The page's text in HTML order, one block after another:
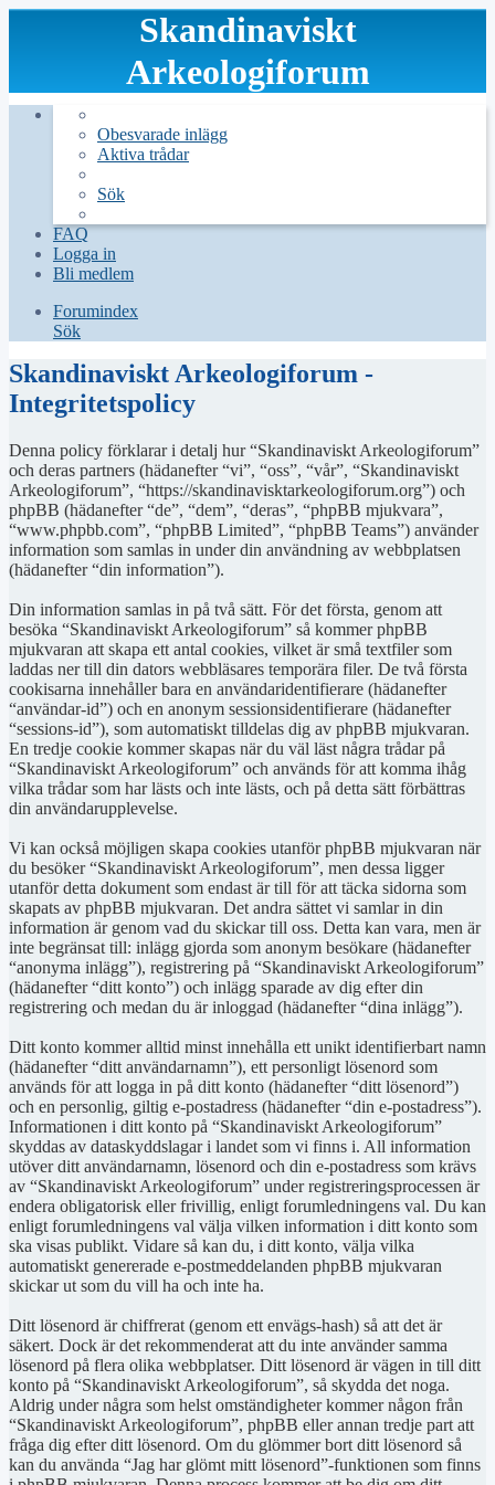
Skandinaviskt
Arkeologiforum
Obesvarade inlägg
Aktiva trådar
Sök
FAQ
Logga in
Bli medlem
Forumindex
Sök
Skandinaviskt Arkeologiforum -
Integritetspolicy
Denna policy förklarar i detalj hur “Skandinaviskt Arkeologiforum”
och deras partners (hädanefter “vi”, “oss”, “vår”, “Skandinaviskt
Arkeologiforum”, “https://skandinavisktarkeologiforum.org”) och
phpBB (hädanefter “de”, “dem”, “deras”, “phpBB mjukvara”,
“www.phpbb.com”, “phpBB Limited”, “phpBB Teams”) använder
information som samlas in under din användning av webbplatsen
(hädanefter “din information”).
Din information samlas in på två sätt. För det första, genom att
besöka “Skandinaviskt Arkeologiforum” så kommer phpBB
mjukvaran att skapa ett antal cookies, vilket är små textfiler som
laddas ner till din dators webbläsares temporära filer. De två första
cookisarna innehåller bara en användaridentifierare (hädanefter
“användar-id”) och en anonym sessionsidentifierare (hädanefter
“sessions-id”), som automatiskt tilldelas dig av phpBB mjukvaran.
En tredje cookie kommer skapas när du väl läst några trådar på
“Skandinaviskt Arkeologiforum” och används för att komma ihåg
vilka trådar som har lästs och inte lästs, och på detta sätt förbättras
din användarupplevelse.
Vi kan också möjligen skapa cookies utanför phpBB mjukvaran när
du besöker “Skandinaviskt Arkeologiforum”, men dessa ligger
utanför detta dokument som endast är till för att täcka sidorna som
skapats av phpBB mjukvaran. Det andra sättet vi samlar in din
information är genom vad du skickar till oss. Detta kan vara, men är
inte begränsat till: inlägg gjorda som anonym besökare (hädanefter
“anonyma inlägg”), registrering på “Skandinaviskt Arkeologiforum”
(hädanefter “ditt konto”) och inlägg sparade av dig efter din
registrering och medan du är inloggad (hädanefter “dina inlägg”).
Ditt konto kommer alltid minst innehålla ett unikt identifierbart namn
(hädanefter “ditt användarnamn”), ett personligt lösenord som
används för att logga in på ditt konto (hädanefter “ditt lösenord”)
och en personlig, giltig e-postadress (hädanefter “din e-postadress”).
Informationen i ditt konto på “Skandinaviskt Arkeologiforum”
skyddas av dataskyddslagar i landet som vi finns i. All information
utöver ditt användarnamn, lösenord och din e-postadress som krävs
av “Skandinaviskt Arkeologiforum” under registreringsprocessen är
endera obligatorisk eller frivillig, enligt forumledningens val. Du kan
enligt forumledningens val välja vilken information i ditt konto som
ska visas publikt. Vidare så kan du, i ditt konto, välja vilka
automatiskt genererade e-postmeddelanden phpBB mjukvaran
skickar ut som du vill ha och inte ha.
Ditt lösenord är chiffrerat (genom ett envägs-hash) så att det är
säkert. Dock är det rekommenderat att du inte använder samma
lösenord på flera olika webbplatser. Ditt lösenord är vägen in till ditt
konto på “Skandinaviskt Arkeologiforum”, så skydda det noga.
Aldrig under några som helst omständigheter kommer någon från
“Skandinaviskt Arkeologiforum”, phpBB eller annan tredje part att
fråga dig efter ditt lösenord. Om du glömmer bort ditt lösenord så
kan du använda “Jag har glömt mitt lösenord”-funktionen som finns